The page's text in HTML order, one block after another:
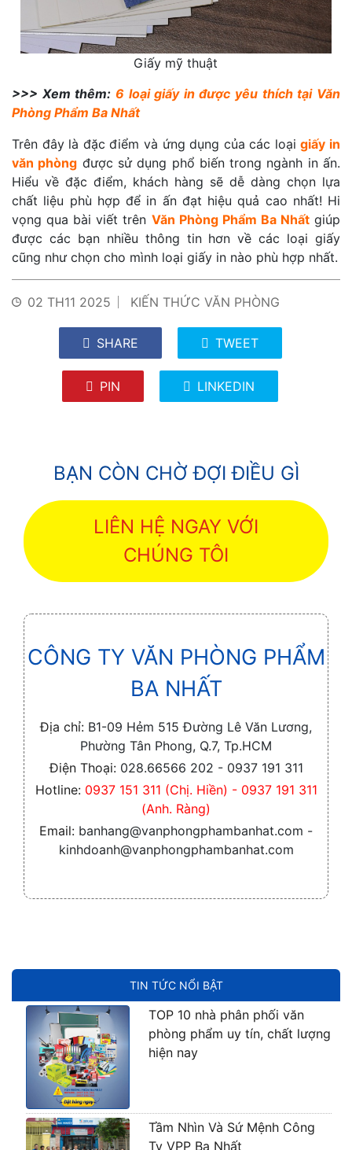
TIN TỨC NỔI BẬT
TOP 10 nhà phân phối văn
phòng phẩm uy tín, chất lượng
hiện nay
Tầm Nhìn Và Sứ Mệnh Công
Ty VPP Ba Nhất
Giấy mỹ thuật
>>> Xem thêm: 6 loại giấy in được yêu thích tại Văn
Phòng Phẩm Ba Nhất
Trên đây là đặc điểm và ứng dụng của các loạigiấy in
văn phòng được sử dụng phổ biến trong ngành in ấn.
Hiểu về đặc điểm, khách hàng sẽ dễ dàng chọn lựa
chất liệu phù hợp để in ấn đạt hiệu quả cao nhất! Hi
vọng qua bài viết trên Văn Phòng Phẩm Ba Nhấtgiúp
được các bạn nhiều thông tin hơn về các loại giấy
cũng như chọn cho mình loại giấy in nào phù hợp nhất.
02 TH11 2025 KIẾN THỨC VĂN PHÒNG
SHARE TWEET
PIN LINKEDIN
BẠN CÒN CHỜ ĐỢI ĐIỀU GÌ
LIÊN HỆ NGAY VỚI
CHÚNG TÔI
CÔNG TY VĂN PHÒNG PHẨM
BA NHẤT
Địa chỉ: B1-09 Hẻm 515 Đường Lê Văn Lương,
Phường Tân Phong, Q.7, Tp.HCM
Điện Thoại: 028.66566 202 - 0937 191 311
Hotline: 0937 151 311 (Chị. Hiền) - 0937 191 311
(Anh. Ràng)
Email: banhang@vanphongphambanhat.com -
kinhdoanh@vanphongphambanhat.com